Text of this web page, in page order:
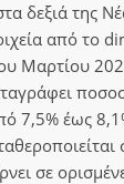
δεξιά της
από το
Μαρτίου
7,5% έως
σε